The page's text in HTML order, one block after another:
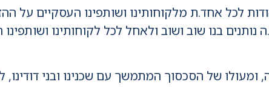
לכל אחד.ת מלקוחותינו ושותפינו העסקיים על
בנו שוב ושוב ולאחל לכל לקוחותינו
ומעולו של הסכסוך המתמשך עם שכנינו ובני דודינו,